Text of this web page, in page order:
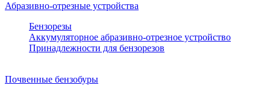
Абразивно-отрезные устройства
Бензорезы
Аккумуляторное абразивно-отрезное устройство
Принадлежности для бензорезов
Почвенные бензобуры